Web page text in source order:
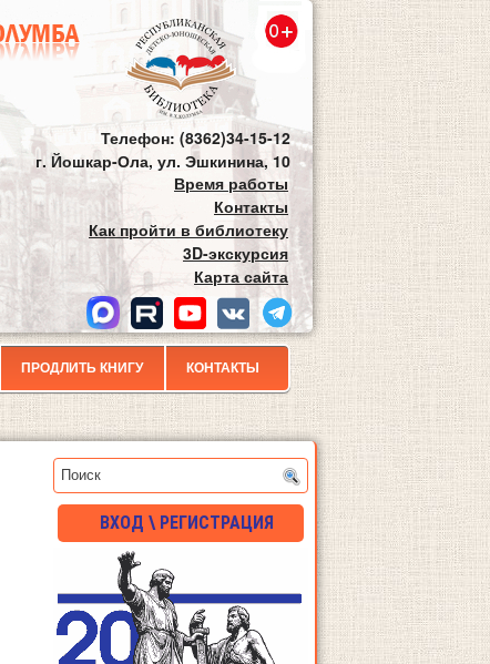
Телефон: (8362)34-15-12
г. Йошкар-Ола, ул. Эшкинина, 10
Время работы
Контакты
Как пройти в библиотеку
3D-экскурсия
Карта сайта
ПРОДЛИТЬ КНИГУ КОНТАКТЫ
ВХОД \ РЕГИСТРАЦИЯ